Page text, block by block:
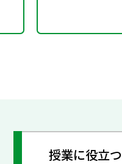
授業に役立